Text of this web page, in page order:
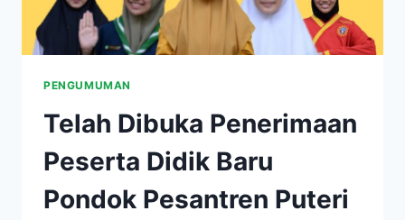
PENGUMUMAN
Telah Dibuka Penerimaan
Peserta Didik Baru
Pondok Pesantren Puteri